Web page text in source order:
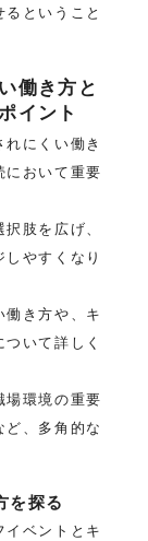
ということ
働き方と
イント
にくい働き
において重要
肢を広げ、
やすくなり
働き方や、キ
いて詳しく
場環境の重要
ど、多角的な
を探る
イベントとキ